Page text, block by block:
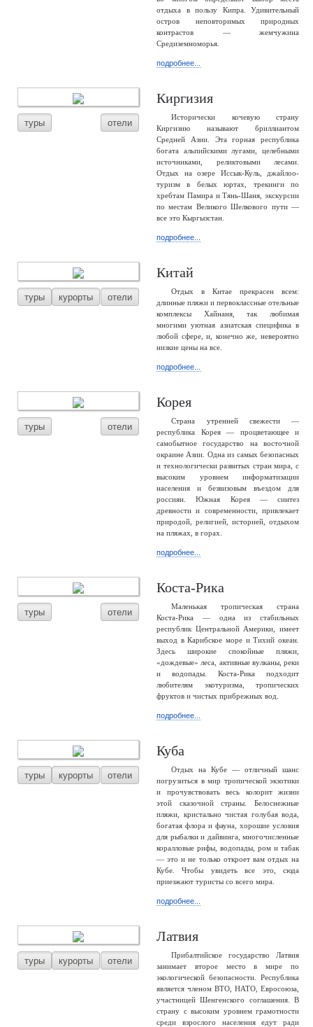
отдыха в пользу Кипра. Удивительный
остров неповторимых природных
контрастов — жемчужина
Средиземноморья.
подробнее...
туры отели
Киргизия
Исторически кочевую страну
Киргизию называют бриллиантом
Средней Азии. Эта горная республика
богата альпийскими лугами, целебными
источниками, реликтовыми лесами.
Отдых на озере Иссык-Куль, джайлоо-
туризм в белых юртах, трекинги по
хребтам Памира и Тянь-Шаня, экскурсии
по местам Великого Шелкового пути —
все это Кыргызстан.
подробнее...
туры курорты отели
Китай
Отдых в Китае прекрасен всем:
длинные пляжи и первоклассные отельные
комплексы Хайнаня, так любимая
многими уютная азиатская специфика в
любой сфере, и, конечно же, невероятно
низкие цены на все.
подробнее...
туры отели
Корея
Страна утренней свежести —
республика Корея — процветающее и
самобытное государство на восточной
окраине Азии. Одна из самых безопасных
и технологически развитых стран мира, с
высоким уровнем информатизации
населения и безвизовым въездом для
россиян. Южная Корея — синтез
древности и современности, привлекает
природой, религией, историей, отдыхом
на пляжах, в горах.
подробнее...
туры отели
Коста-Рика
Маленькая тропическая страна
Коста-Рика — одна из стабильных
республик Центральной Америки, имеет
выход в Карибское море и Тихий океан.
Здесь широкие спокойные пляжи,
«дождевые» леса, активные вулканы, реки
и водопады. Коста-Рика подходит
любителям экотуризма, тропических
фруктов и чистых прибрежных вод.
подробнее...
туры курорты отели
Куба
Отдых на Кубе — отличный шанс
погрузиться в мир тропической экзотики
и прочувствовать весь колорит жизни
этой сказочной страны. Белоснежные
пляжи, кристально чистая голубая вода,
богатая флора и фауна, хорошие условия
для рыбалки и дайвинга, многочисленные
коралловые рифы, водопады, ром и табак
— это и не только откроет вам отдых на
Кубе. Чтобы увидеть все это, сюда
приезжают туристы со всего мира.
подробнее...
туры курорты отели
Латвия
Прибалтийское государство Латвия
занимает второе место в мире по
экологической безопасности. Республика
является членом ВТО, НАТО, Евросоюза,
участницей Шенгенского соглашения. В
страну с высоким уровнем грамотности
среди взрослого населения едут ради